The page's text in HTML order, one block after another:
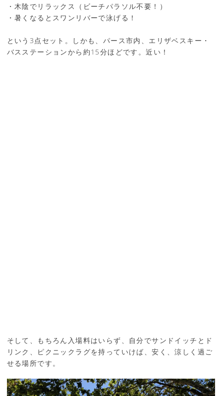
・木陰でリラックス（ビーチパラソル不要！）
・暑くなるとスワンリバーで泳げる！
という3点セット。しかも、パース市内、エリザベスキー・
バスステーションから約15分ほどです。近い！
そして、もちろん入場料はいらず、自分でサンドイッチとド
リンク、ピクニックラグを持っていけば、安く、涼しく過ご
せる場所です。